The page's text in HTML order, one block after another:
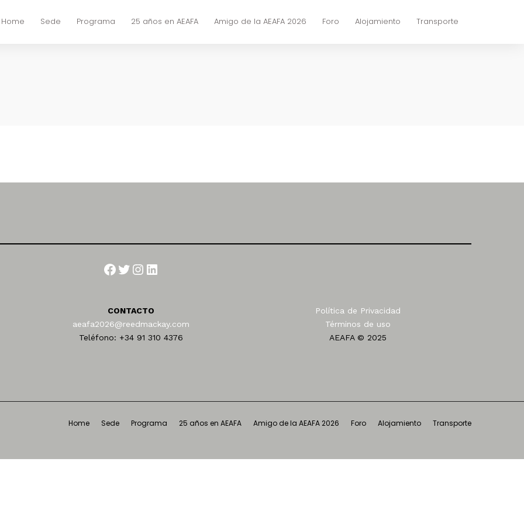
Home Sede Programa 25 años en AEAFA Amigo de la AEAFA 2026 Foro Alojamiento Transporte
Facebook
Twitter
Instagram
LinkedIn
CONTACTO
aeafa2026@reedmackay.com
Teléfono: +34 91 310 4376
Política de Privacidad
Términos de uso
AEAFA © 2025
Home Sede Programa 25 años en AEAFA Amigo de la AEAFA 2026 Foro Alojamiento Transporte